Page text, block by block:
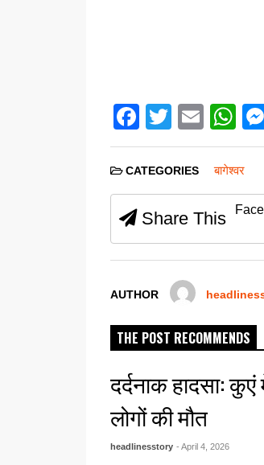
F
a
c
e
b
o
k
T
wi
tt
er
E
m
ail
W
h
at
s
A
p
CATEGORIES बागेश्वर
Share This
AUTHOR
THE POST RECOMMENDS
दर्दनाक हादसा: कुएं
लोगों की मौत
headlinesstory - April 4, 2026